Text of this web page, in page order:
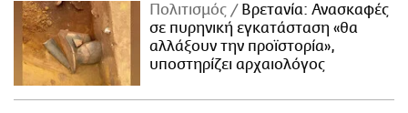
Πολιτισμός
Βρετανία: Ανασκαφές
σε πυρηνική εγκατάσταση «θα
αλλάξουν την προϊστορία»,
υποστηρίζει αρχαιολόγος